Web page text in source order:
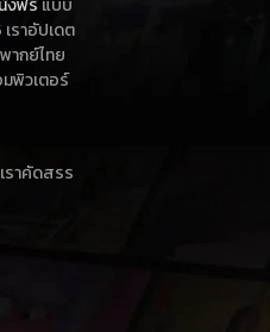
ราอัปเดต
ากย์ไทย
พิวเตอร์
ราคัดสรร